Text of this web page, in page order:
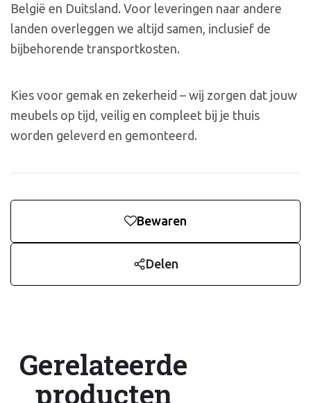
België en Duitsland. Voor leveringen naar andere
landen overleggen we altijd samen, inclusief de
bijbehorende transportkosten.
Kies voor gemak en zekerheid – wij zorgen dat jouw
meubels op tijd, veilig en compleet bij je thuis
worden geleverd en gemonteerd.
Bewaren
Delen
Gerelateerde
producten